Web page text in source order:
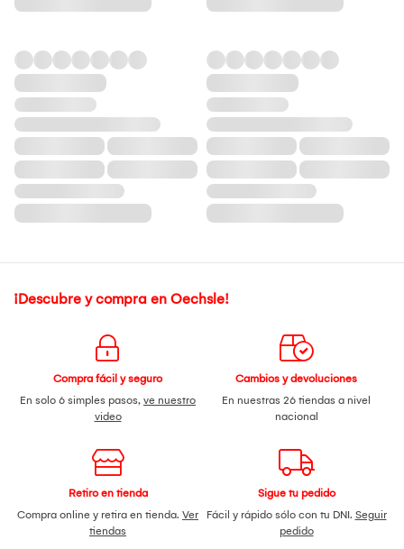
¡Descubre y compra en Oechsle!
Compra fácil y seguro
En solo 6 simples pasos, ve nuestro
video
Cambios y devoluciones
En nuestras 26 tiendas a nivel
nacional
Retiro en tienda
Compra online y retira en tienda. Ver
tiendas
Sigue tu pedido
Fácil y rápido sólo con tu DNI. Seguir
pedido